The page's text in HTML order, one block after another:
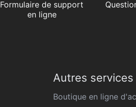
Formulaire de support
en ligne
Autres services
Boutique en ligne